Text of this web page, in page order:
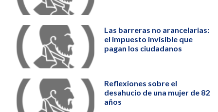
Las barreras no arancelarias:
el impuesto invisible que
pagan los ciudadanos
Reflexiones sobre el
desahucio de una mujer de 82
años